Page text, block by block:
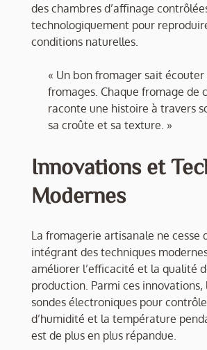
des chambres d’affinage
technologiquement pour
conditions naturelles.
« Un bon fromager sait écouter
fromages. Chaque fromage de
raconte une histoire à travers
sa croûte et sa texture. »
Innovations et
Modernes
La fromagerie artisanale ne cesse
intégrant des techniques
améliorer l’efficacité et la qualité
production. Parmi ces innovations,
sondes électroniques pour
d’humidité et la température
est de plus en plus répandue.